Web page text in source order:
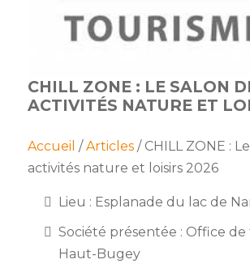
Ateliers
de
managers
AEPV
au
Actualité
Kit
l’adhérent
Industrie
Bâtiment
Dispositifs
partenaires
privilèges
Proposer
privilège
CONTACT
CHILL ZONE : LE SALON
ACTIVITÉS NATURE ET
Accueil /Articles/ CHILL ZONE :
activités nature et loisirs 2026
Lieu : Esplanade du lac de
Société présentée : Office
Haut-Bugey